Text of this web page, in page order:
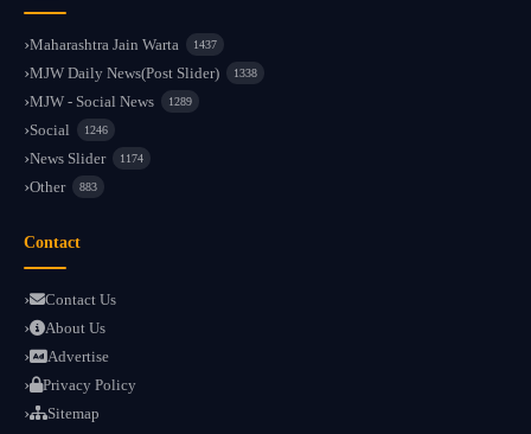
Maharashtra Jain Warta 1437
MJW Daily News(Post Slider) 1338
MJW - Social News 1289
Social 1246
News Slider 1174
Other 883
Contact
Contact Us
About Us
Advertise
Privacy Policy
Sitemap